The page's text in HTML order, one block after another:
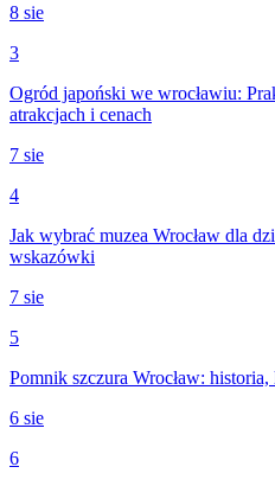
8 sie
3
Ogród japoński we wrocławiu:
atrakcjach i cenach
7 sie
4
Jak wybrać muzea Wrocław dla
wskazówki
7 sie
5
Pomnik szczura Wrocław:
6 sie
6